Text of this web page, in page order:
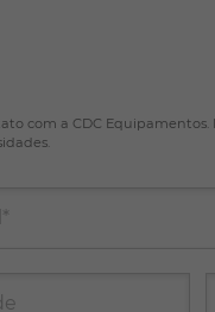
com a CDC Equipamentos.